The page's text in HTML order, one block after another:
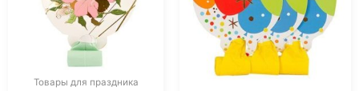
Товары для праздника